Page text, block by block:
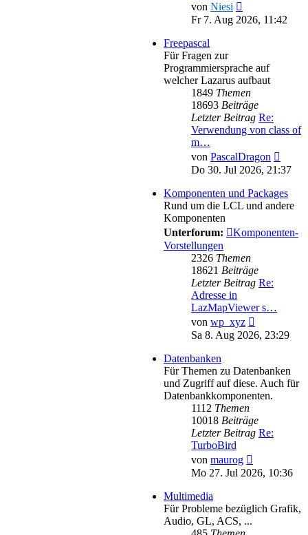
von Niesi
Beitrag
Fr 7. Aug 2026, 11:42
Freepascal
Für Fragen zur
Programmiersprache auf
welcher Lazarus aufbaut
1849 Themen
18693 Beiträge
Letzter Beitrag Re:
Verwendung von class of
m…
von PascalDragon
Do 30. Jul 2026, 21:37
Komponenten und Packages
Rund um die LCL und andere
Komponenten
Unterforum:
Komponenten-
Vorstellungen
2326 Themen
18621 Beiträge
Letzter Beitrag Re:
Adresse in
LazMapViewer s…
von wp_xyz
Beitrag
Sa 8. Aug 2026, 23:29
Datenbanken
Für Themen zu Datenbanken
und Zugriff auf diese. Auch für
Datenbankkomponenten.
1112 Themen
10018 Beiträge
Letzter Beitrag Re:
TurboBird
von maurog
Beitrag
Mo 27. Jul 2026, 10:36
Multimedia
Für Probleme bezüglich Grafik,
Audio, GL, ACS, ...